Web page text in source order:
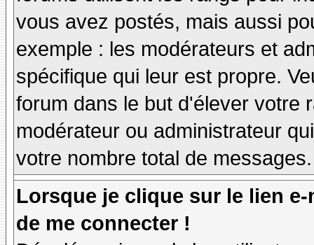
vous avez postés, mais aussi
exemple : les modérateurs et
spécifique qui leur est propre.
forum dans le but d'élever votre
modérateur ou administrateur
votre nombre total de messages.
Lorsque je clique sur le lien
de me connecter !